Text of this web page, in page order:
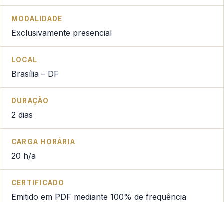
MODALIDADE
Exclusivamente presencial
LOCAL
Brasília – DF
DURAÇÃO
2 dias
CARGA HORÁRIA
20 h/a
CERTIFICADO
Emitido em PDF mediante 100% de frequência